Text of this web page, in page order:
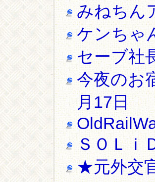
みねちん
ケンちゃ
セーブ社
今夜のお
月17日
ＳＯＬｉ
★元外交